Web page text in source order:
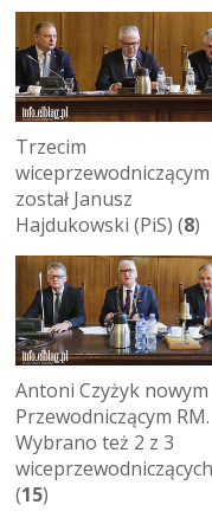
Trzecim
wiceprzewodniczącym
został Janusz
Hajdukowski (PiS) (8)
Antoni Czyżyk nowym
Przewodniczącym RM.
Wybrano też 2 z 3
wiceprzewodniczących
(15)